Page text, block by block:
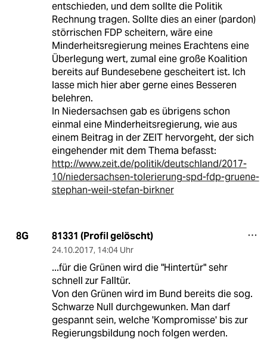
entschieden, und dem sollte die Politik
Rechnung tragen. Sollte dies an einer (pardon)
störrischen FDP scheitern, wäre eine
Minderheitsregierung meines Erachtens eine
Überlegung wert, zumal eine große Koalition
bereits auf Bundesebene gescheitert ist. Ich
lasse mich hier aber gerne eines Besseren
belehren.
In Niedersachsen gab es übrigens schon
einmal eine Minderheitsregierung, wie aus
einem Beitrag in der ZEIT hervorgeht, der sich
eingehender mit dem Thema befasst:
http://www.zeit.de/politik/deutschland/2017-
10/niedersachsen-tolerierung-spd-fdp-gruene-
stephan-weil-stefan-birkner
8G 81331 (Profil gelöscht)
24.10.2017, 14:04 Uhr
...für die Grünen wird die "Hintertür" sehr
schnell zur Falltür.
Von den Grünen wird im Bund bereits die sog.
Schwarze Null durchgewunken. Man darf
gespannt sein, welche 'Kompromisse' bis zur
Regierungsbildung noch folgen werden.